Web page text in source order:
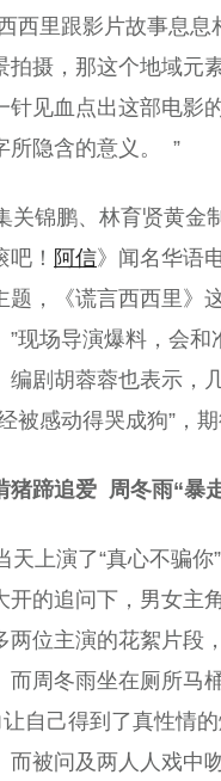
西里跟影片故事息
拍摄，那这个地域元
针见血点出这部电影
所隐含的意义。 ”
锦鹏、林育贤黄金
！ 阿信》闻名华语
题，《谎言西西里》
”现场导演爆料，会
编剧胡蓉蓉也表示，
被感动得哭成狗”，
猪蹄追爱 周冬雨“暴
上演了“真心不骗你
开的追问下，男女主
两位主演的花絮片段
而周冬雨坐在厕所马
让自己得到了真性情
而被问及两人人戏中